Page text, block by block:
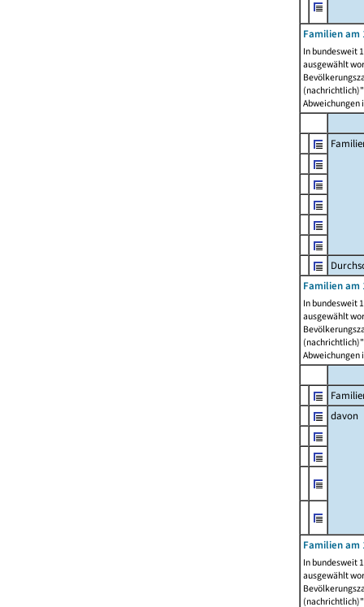
Familien am
In bundesweit
ausgewählt
Abweichungen
Familien am
In bundesweit
ausgewählt
Abweichungen
davon
Familien am
In bundesweit
ausgewählt